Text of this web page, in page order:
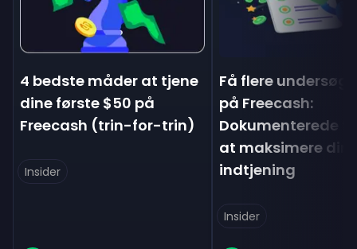
4 bedste måder at tjene
dine første $50 på
Freecash (trin-for-trin)
Insider
Få flere
på Freecash:
Dokumenterede
at maksimere din
indtjening
Insider